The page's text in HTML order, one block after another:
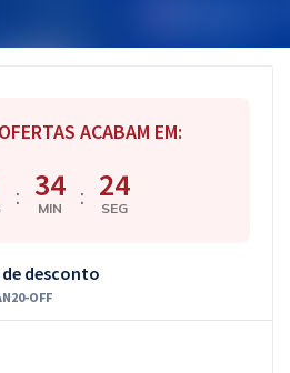
ACABAM EM:
: 34
MIN : 24
SEG
de desconto
OFF